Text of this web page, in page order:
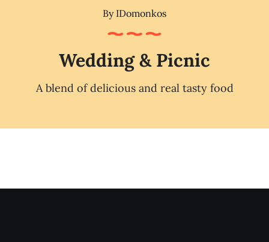
By IDomonkos
Wedding & Picnic
A blend of delicious and real tasty food